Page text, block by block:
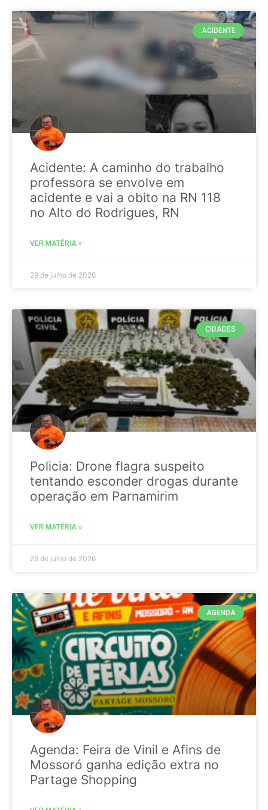
ACIDENTE
Acidente: A caminho do trabalho
professora se envolve em
acidente e vai a obito na RN 118
no Alto do Rodrigues, RN
VER MATÉRIA »
29 de julho de 2026
CIDADES
Policia: Drone flagra suspeito
tentando esconder drogas durante
operação em Parnamirim
VER MATÉRIA »
29 de julho de 2026
AGENDA
Agenda: Feira de Vinil e Afins de
Mossoró ganha edição extra no
Partage Shopping